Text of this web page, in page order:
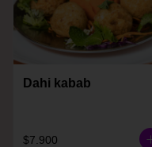
Dahi kabab
$7.900